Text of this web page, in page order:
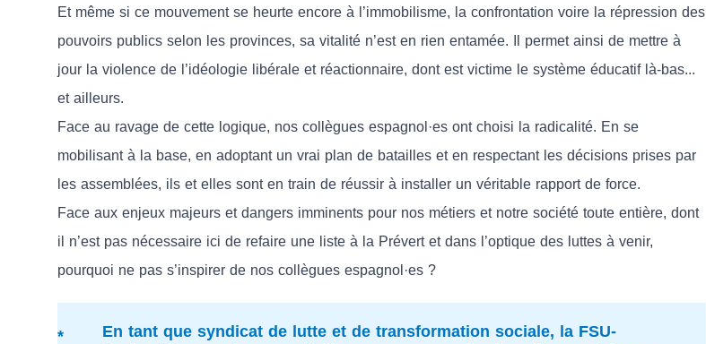
Et même si ce mouvement se heurte encore à l’immobilisme, la confrontation voire la répression des
pouvoirs publics selon les provinces, sa vitalité n’est en rien entamée. Il permet ainsi de mettre à
jour la violence de l’idéologie libérale et réactionnaire, dont est victime le système éducatif là-bas...
et ailleurs.
Face au ravage de cette logique, nos collègues espagnol·es ont choisi la radicalité. En se
mobilisant à la base, en adoptant un vrai plan de batailles et en respectant les décisions prises par
les assemblées, ils et elles sont en train de réussir à installer un véritable rapport de force.
Face aux enjeux majeurs et dangers imminents pour nos métiers et notre société toute entière, dont
il n’est pas nécessaire ici de refaire une liste à la Prévert et dans l’optique des luttes à venir,
pourquoi ne pas s’inspirer de nos collègues espagnol·es ?
En tant que syndicat de lutte et de transformation sociale, la FSU-